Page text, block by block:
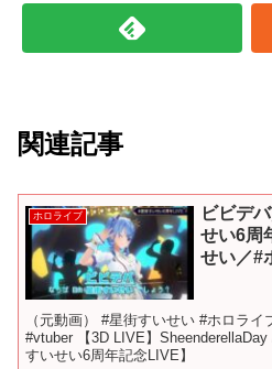
関連記事
ホロライブ
ビビデ
せい6周
せい／#
（元動画） #星街すいせい #ホロラ
#vtuber 【3D LIVE】
すいせい6周年記念LIVE】